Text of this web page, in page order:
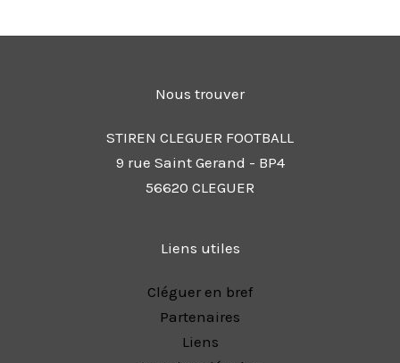
Nous trouver
STIREN CLEGUER FOOTBALL
9 rue Saint Gerand - BP4
56620 CLEGUER
Liens utiles
Cléguer en bref
Partenaires
Liens